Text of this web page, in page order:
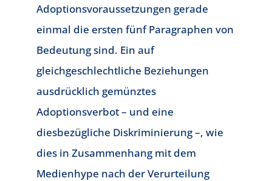
Adoptionsvoraussetzungen gerade
einmal die ersten fünf Paragraphen von
Bedeutung sind. Ein auf
gleichgeschlechtliche Beziehungen
ausdrücklich gemünztes
Adoptionsverbot – und eine
diesbezügliche Diskriminierung –, wie
dies in Zusammenhang mit dem
Medienhype nach der Verurteilung